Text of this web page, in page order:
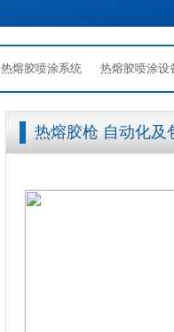
热熔胶喷涂系统 热熔胶喷涂设
热熔胶枪 自动化及